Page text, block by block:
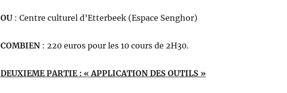
OU: Centre culturel d’Etterbeek (Espace Senghor)
COMBIEN: 220 euros pour les 10 cours de 2H30.
DEUXIEME PARTIE : « APPLICATION DES OUTILS »